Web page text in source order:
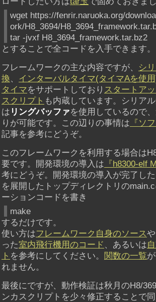
wget https://fenrir.naruoka.org/
ork/H8_3694/
tar -jvxf H8_3694_framework.tar.bz2
とすることで全コードを入手できます。
フレームワークの主な内容ですが、 シ
換、 インターバルタイマ(タイマAを使
タイマをサポートしており スタートア
スクリプト も内蔵しています。シリア
は リングバッファを使用しているので
りが可能です。この辺りの事情は 『ソ
記事を参考にどうぞ。
このフレームワークを利用する場合は
要です。開発環境の導入は 『h8300-elf
考にどうぞ。開発環境の導入が完了し
を展開したトップディレクトリの
ーションコードを書き
make
するだけです。
使い方はフレームワーク自身のソース
った室内飛行機用のコード 、あるいは
ト を参考にしてください。 関数の一覧
れません。
最後にですが、動作検証は秋月のH8/
ンカスクリプトを少々修正することで